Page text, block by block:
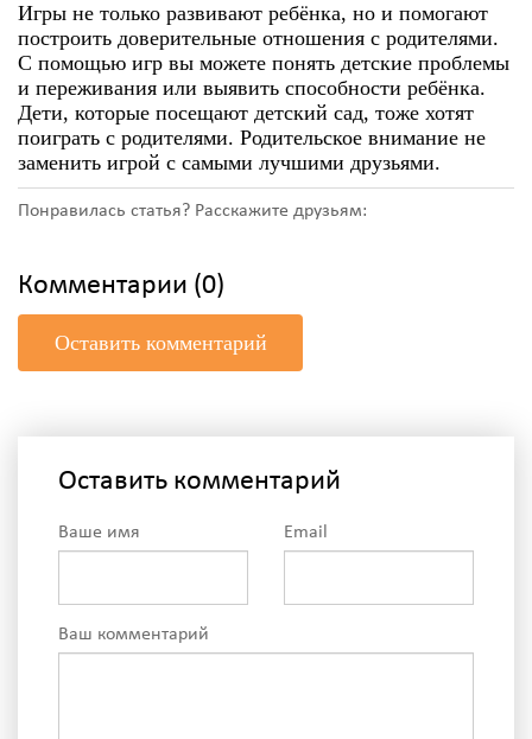
Игры не только развивают ребёнка, но и помогают
построить доверительные отношения с родителями.
С помощью игр вы можете понять детские проблемы
и переживания или выявить способности ребёнка.
Дети, которые посещают детский сад, тоже хотят
поиграть с родителями. Родительское внимание не
заменить игрой с самыми лучшими друзьями.
Понравилась статья? Расскажите друзьям:
Комментарии (0)
Оставить комментарий
Оставить комментарий
Ваше имя Email
Ваш комментарий